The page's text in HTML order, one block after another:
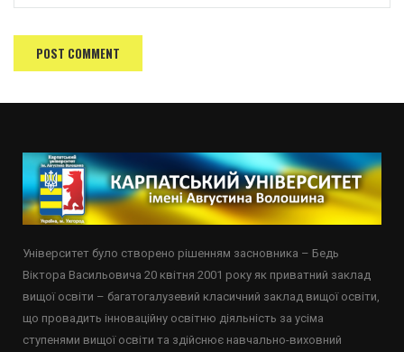
Університет було створено рішенням засновника – Бедь
Віктора Васильовича 20 квітня 2001 року як приватний заклад
вищої освіти – багатогалузевий класичний заклад вищої освіти,
що провадить інноваційну освітню діяльність за усіма
ступенями вищої освіти та здійснює навчально-виховний